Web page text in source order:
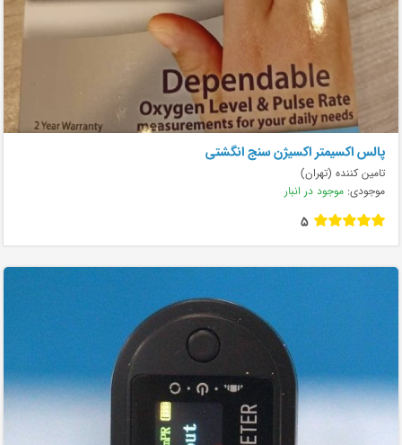
پالس اکسیمتر اکسیژن سنج انگشتی
تامین کننده (تهران)
موجودی: موجود در انبار
5